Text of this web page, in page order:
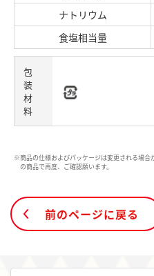
ナトリウム
食塩相当量
包
装
材
料
※商品の仕様およびパッケージは変更される場合
の商品で再度、ご確認願います。
前のページに戻る